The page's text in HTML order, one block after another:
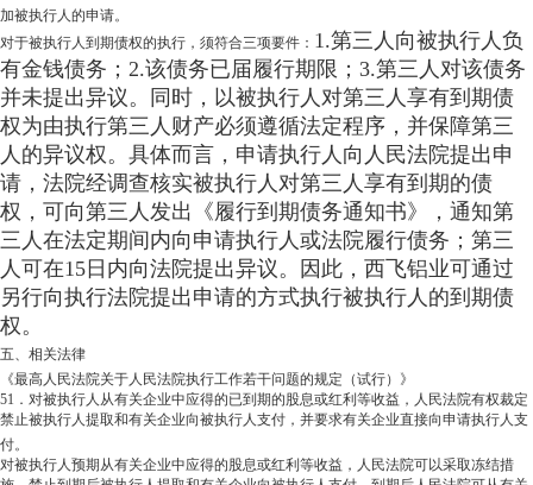
加被执行人的申请。
对于被执行人到期债权的执行，须符合三项要件： 1.第三人向被执行人负
有金钱债务；2.该债务已届履行期限；3.第三人对该债务
并未提出异议。同时，以被执行人对第三人享有到期债
权为由执行第三人财产必须遵循法定程序，并保障第三
人的异议权。具体而言，申请执行人向人民法院提出申
请，法院经调查核实被执行人对第三人享有到期的债
权，可向第三人发出《履行到期债务通知书》，通知第
三人在法定期间内向申请执行人或法院履行债务；第三
人可在15日内向法院提出异议。因此，西飞铝业可通过
另行向执行法院提出申请的方式执行被执行人的到期债
权。
五、相关法律
《最高人民法院关于人民法院执行工作若干问题的规定（试行）》
51．对被执行人从有关企业中应得的已到期的股息或红利等收益，人民法院有权裁定
禁止被执行人提取和有关企业向被执行人支付，并要求有关企业直接向申请执行人支
付。
对被执行人预期从有关企业中应得的股息或红利等收益，人民法院可以采取冻结措